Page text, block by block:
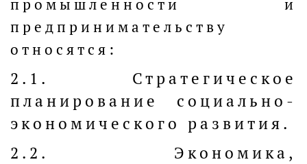
промышленности и
предпринимательству
относятся:
2.1. Стратегическое
планирование социально-
экономического развития.
2.2. Экономика,